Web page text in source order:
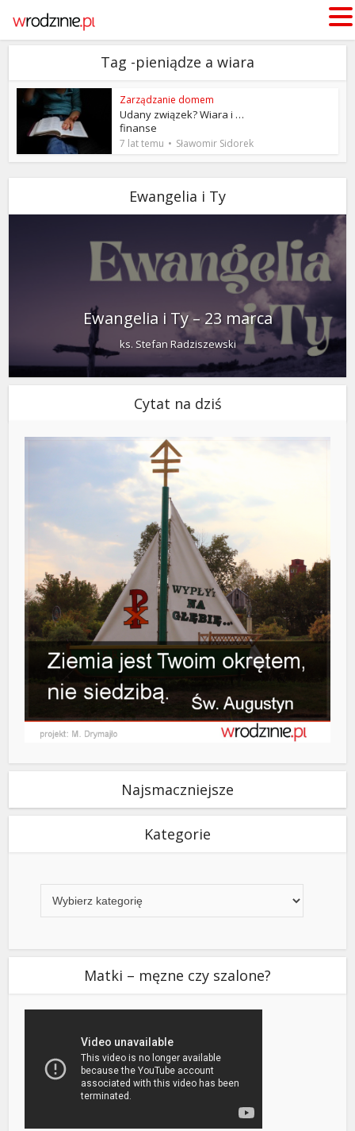
Tag -pieniądze a wiara
Zarządzanie domem
Udany związek? Wiara i …
finanse
7 lat temu Sławomir Sidorek
Ewangelia i Ty
Ewangelia i Ty – 23 marca
ks. Stefan Radziszewski
Cytat na dziś
Najsmaczniejsze
Kategorie
Matki – męzne czy szalone?